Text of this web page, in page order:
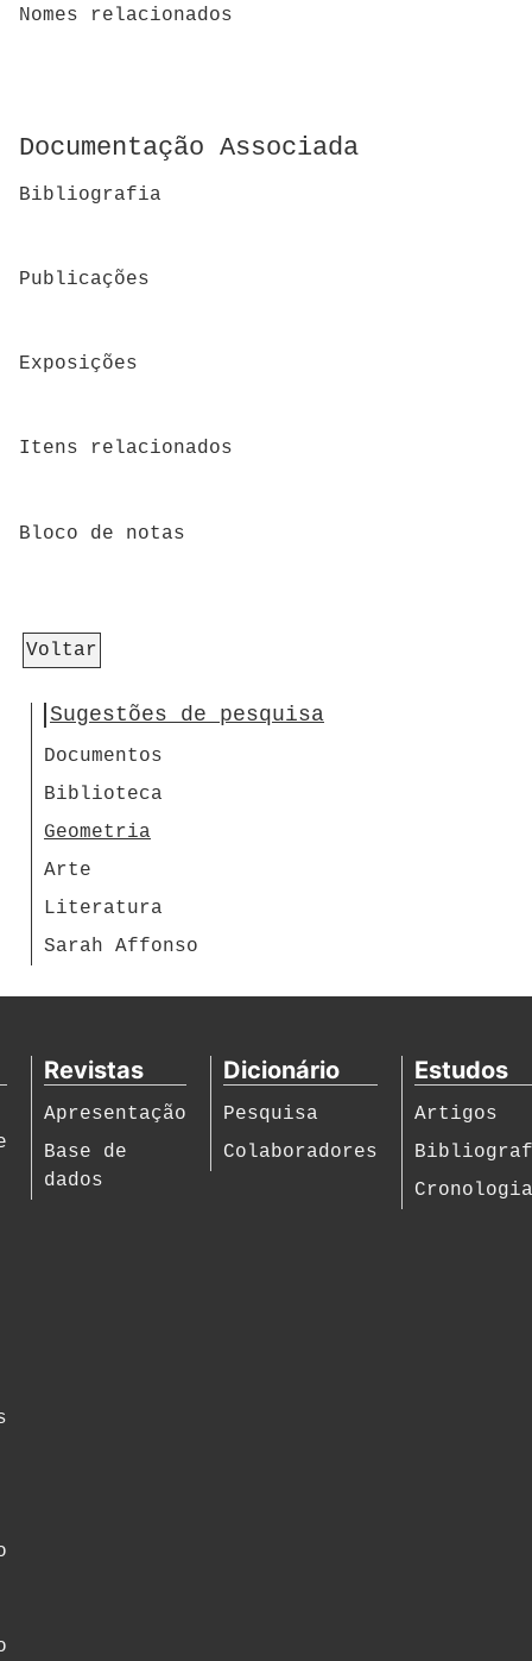
Nomes relacionados
Documentação Associada
Bibliografia
Publicações
Exposições
Itens relacionados
Bloco de notas
Voltar
Sugestões de pesquisa
Documentos
Biblioteca
Geometria
Arte
Literatura
Sarah Affonso
Revistas
Apresentação
Base de
dados
Dicionário
Pesquisa
Colaboradores
Estudos
Artigos